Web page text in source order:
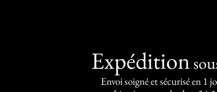
Expédition
Envoi soigné et sécurisé en 1